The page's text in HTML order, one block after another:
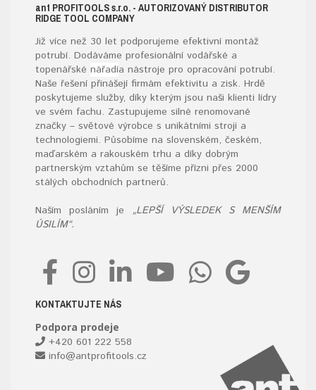
ant PROFITOOLSs.r.o. - AUTORIZOVANÝ DISTRIBUTOR
RIDGE TOOL COMPANY
Již více než 30 let podporujeme efektivní montáž
potrubí. Dodáváme profesionální vodářské a
topenářské nářadía nástroje pro opracování potrubí.
Naše řešení přinášejí firmám efektivitu a zisk. Hrdě
poskytujeme služby, díky kterým jsou naši klienti lídry
ve svém fachu. Zastupujeme silné renomované
značky – světové výrobce s unikátními stroji a
technologiemi. Působíme na slovenském, českém,
maďarském a rakouském trhu a díky dobrým
partnerským vztahům se těšíme přízni přes 2000
stálých obchodních partnerů.
Naším posláním je „LEPŠÍ VÝSLEDEK S MENŠÍM
ÚSILÍM“.
KONTAKTUJTE NÁS
Podpora prodeje
+420 601 222 558
info@antprofitools.cz